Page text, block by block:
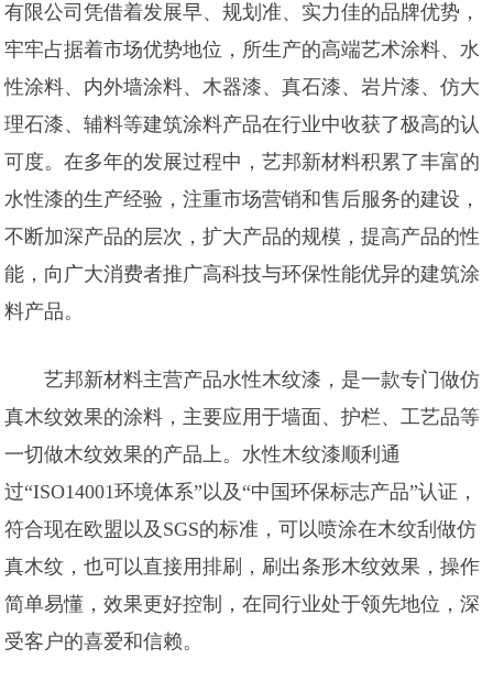
有限公司凭借着发展早、规划准、实力佳的品牌优势，
牢牢占据着市场优势地位，所生产的高端艺术涂料、水
性涂料、内外墙涂料、木器漆、真石漆、岩片漆、仿大
理石漆、辅料等建筑涂料产品在行业中收获了极高的认
可度。在多年的发展过程中，艺邦新材料积累了丰富的
水性漆的生产经验，注重市场营销和售后服务的建设，
不断加深产品的层次，扩大产品的规模，提高产品的性
能，向广大消费者推广高科技与环保性能优异的建筑涂
料产品。
艺邦新材料主营产品水性木纹漆，是一款专门做仿
真木纹效果的涂料，主要应用于墙面、护栏、工艺品等
一切做木纹效果的产品上。水性木纹漆顺利通
过“ISO14001环境体系”以及“中国环保标志产品”认证，
符合现在欧盟以及SGS的标准，可以喷涂在木纹刮做仿
真木纹，也可以直接用排刷，刷出条形木纹效果，操作
简单易懂，效果更好控制，在同行业处于领先地位，深
受客户的喜爱和信赖。